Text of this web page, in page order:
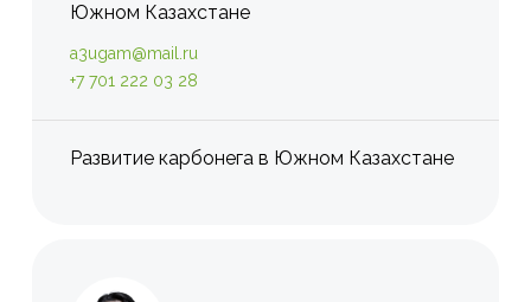
Южном Казахстане
a3ugam@mail.ru
+7 701 222 03 28
Развитие карбонега в Южном Казахстане